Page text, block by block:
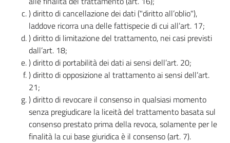
) diritto di cancellazione dei dati ("diritto all’oblio"),
laddove ricorra una delle fattispecie di cui all’art. 17;
) diritto di limitazione del trattamento, nei casi previsti
dall’art. 18;
) diritto di portabilità dei dati ai sensi dell’art. 20;
) diritto di opposizione al trattamento ai sensi dell’art.
21;
) diritto di revocare il consenso in qualsiasi momento
senza pregiudicare la liceità del trattamento basata sul
consenso prestato prima della revoca, solamente per le
finalità la cui base giuridica è il consenso (art. 7).